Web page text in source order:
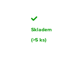
Skladem
(>5 ks)